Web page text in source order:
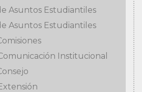
Asuntos Estudiantiles
Asuntos Estudiantiles
Institucional